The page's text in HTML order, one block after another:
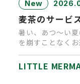
New
麦茶のサービ
暑い、あつ～い
を崩すことなく
ド高松店では、
LITTLE